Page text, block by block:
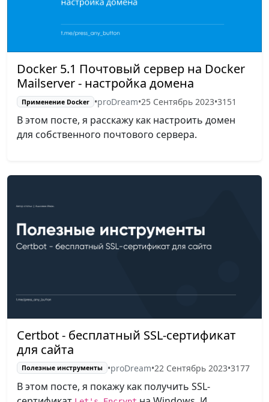
Docker 5.1 Почтовый сервер на Docker
Mailserver - настройка домена
Применение Docker •proDream•25 Сентябрь 2023•3151
В этом посте, я расскажу как настроить домен
для собственного почтового сервера.
Certbot - бесплатный SSL-сертификат
для сайта
Полезные инструменты •proDream•22 Сентябрь 2023•3177
В этом посте, я покажу как получить SSL-